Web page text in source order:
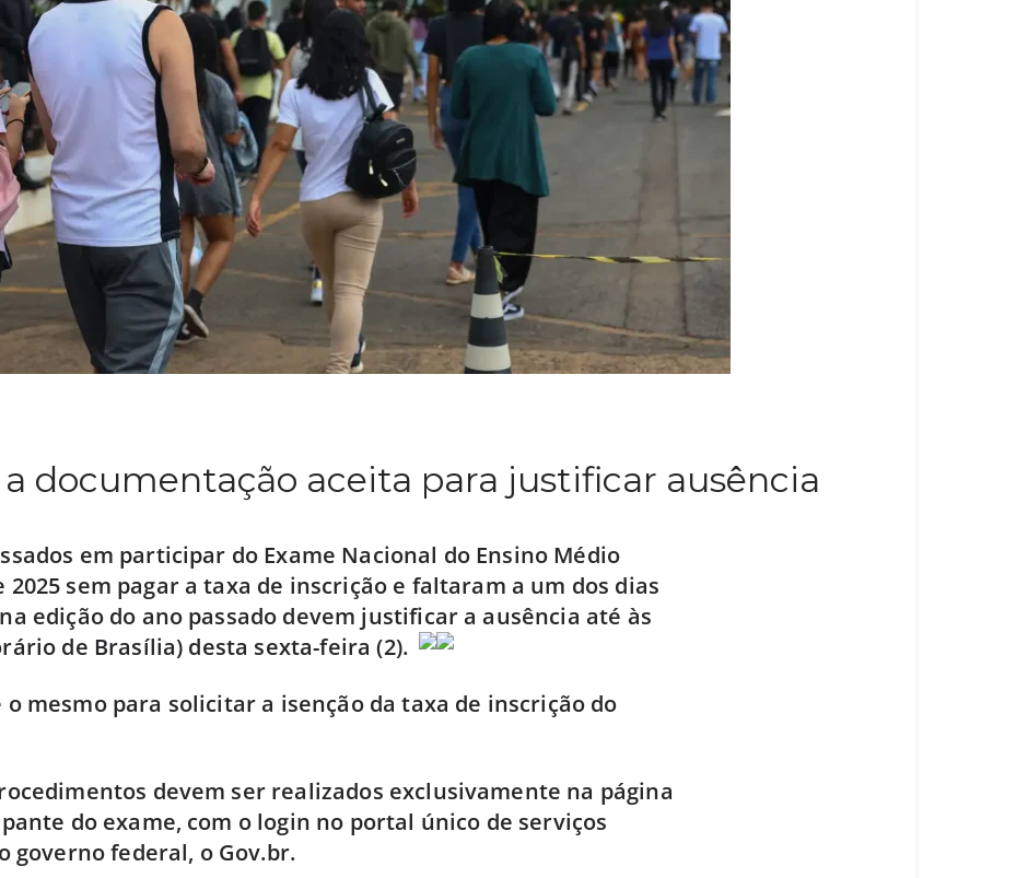
a documentação aceita para justificar ausência
em participar do Exame Nacional do Ensino Médio
2025 sem pagar a taxa de inscrição e faltaram a um dos dias
edição do ano passado devem justificar a ausência até às
de Brasília) desta sexta-feira (2).
o mesmo para solicitar a isenção da taxa de inscrição do
devem ser realizados exclusivamente na página
do exame, com o login no portal único de serviços
governo federal, o Gov.br.